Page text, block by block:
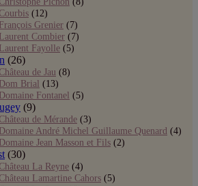
(12)
François Grenier (7)
Laurent Combier (7)
Laurent Fayolle (5)
(26)
de Jau (8)
Dom Brial (13)
Domaine Fontanel (5)
(9)
de Mérande (3)
Domaine André Michel Guillaume Quenard (4)
Domaine Jean Masson et Fils (2)
(30)
La Reyne (4)
Lamartine Cahors (5)